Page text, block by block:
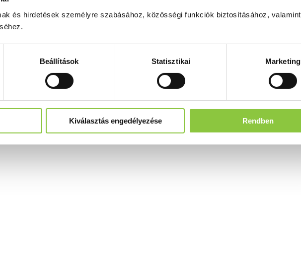
és hirdetések személyre szabásához, közösségi funkciók biztosításához, valamint
Beállítások Statisztikai Marketing
Kiválasztás engedélyezése Rendben